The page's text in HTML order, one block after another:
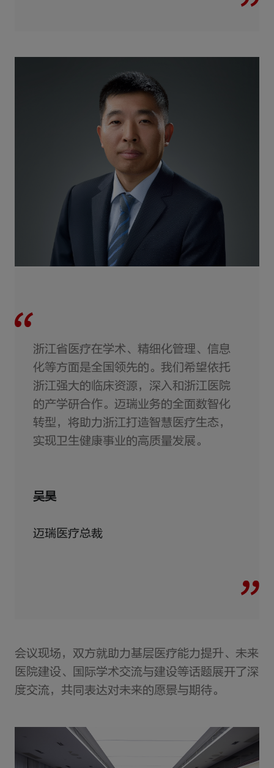
浙江省医疗在学术、精细化管理、信息
化等方面是全国领先的。我们希望依托
浙江强大的临床资源，深入和浙江医院
的产学研合作。迈瑞业务的全面数智化
转型，将助力浙江打造智慧医疗生态，
实现卫生健康事业的高质量发展。
吴昊
迈瑞医疗总裁
会议现场，双方就助力基层医疗能力提升、未来
医院建设、国际学术交流与建设等话题展开了深
度交流，共同表达对未来的愿景与期待。